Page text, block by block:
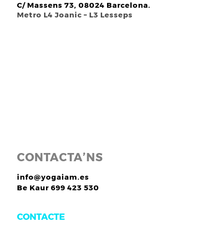
C/ Massens 73, 08024 Barcelona.
Metro L4 Joanic – L3 Lesseps
CONTACTA’NS
info@yogaiam.es
Be Kaur 699 423 530
CONTACTE